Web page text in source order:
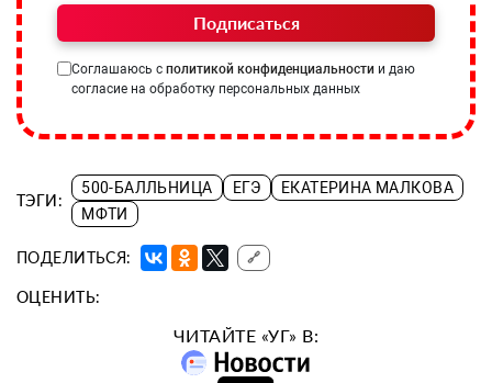
Подписаться
Соглашаюсь с политикой конфиденциальности и даю
согласие на обработку персональных данных
ТЭГИ:
500-БАЛЛЬНИЦА ЕГЭ
ЕКАТЕРИНА МАЛКОВА
МФТИ
ПОДЕЛИТЬСЯ: 🔗
ОЦЕНИТЬ:
ЧИТАЙТЕ «УГ» В: